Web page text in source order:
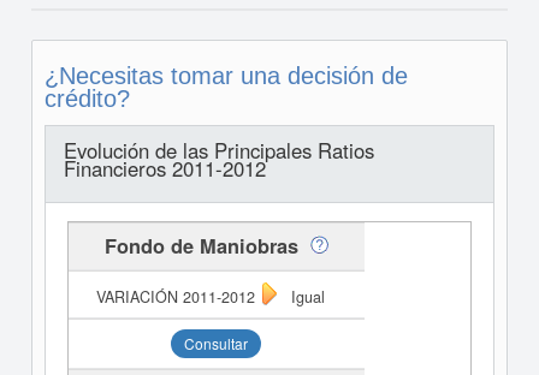
¿Necesitas tomar una decisión de
crédito?
Evolución de las Principales Ratios
Financieros 2011-2012
Fondo de Maniobras
Igual
Consultar